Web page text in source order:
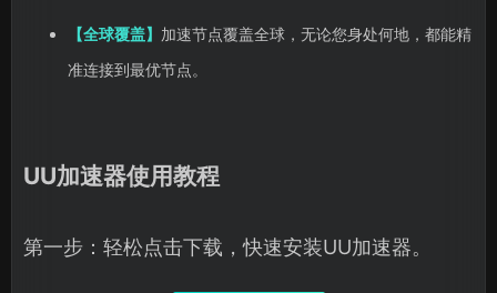
【全球覆盖】 加速节点覆盖全球，无论您身处何地，都能精
准连接到最优节点。
UU加速器使用教程
第一步：轻松点击下载，快速安装UU加速器。